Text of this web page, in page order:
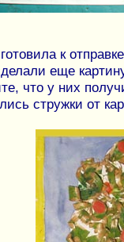
к
еще
что у них
стружки от